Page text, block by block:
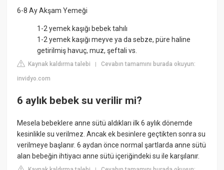
6-8 Ay Akşam Yemeği
1-2 yemek kaşığı bebek tahılı
1-2 yemek kaşığı meyve ya da sebze, püre haline
getirilmiş havuç, muz, şeftali vs.
Kaynak kaldırma talebi |Cevabın tamamını burada okuyun:
invidyo.com
6 aylık bebek su verilir mi?
Mesela bebeklere anne sütü aldıkları ilk 6 aylık dönemde
kesinlikle su verilmez. Ancak ek besinlere geçtikten sonra su
verilmeye başlanır. 6 aydan önce normal şartlarda anne sütü
alan bebeğin ihtiyacı anne sütü içeriğindeki su ile karşılanır.